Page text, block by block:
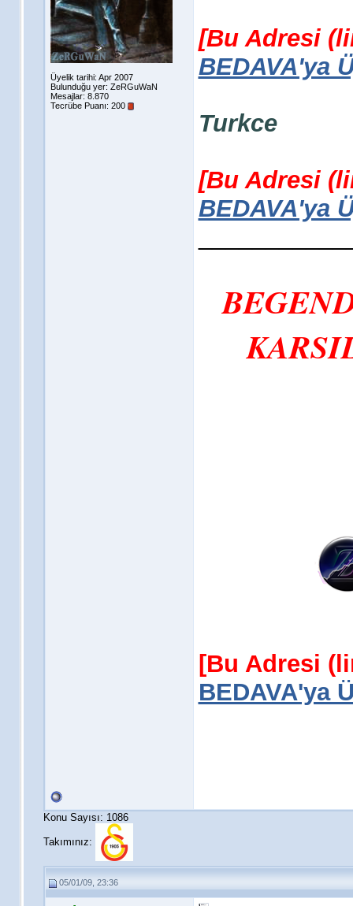
Üyelik tarihi: Apr 2007
Bulunduğu yer: ZeRGuWaN
Mesajlar: 8.870
Tecrübe Puanı: 200
[Bu Adresi
BEDAVA'ya
Turkce
[Bu Adresi
BEDAVA'ya
[Bu Adresi
BEDAVA'ya
Konu Sayısı: 1086
Takımınız:
05/01/09, 23:36